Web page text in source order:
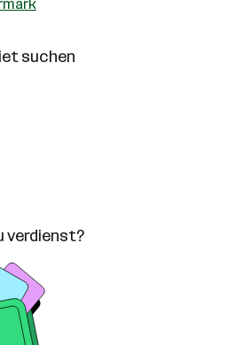
suchen
verdienst?